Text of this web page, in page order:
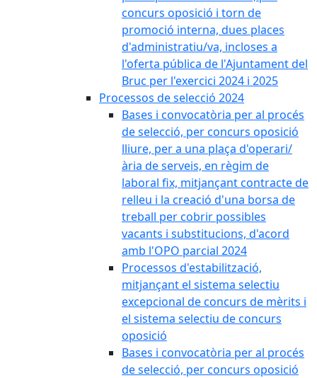
concurs oposició i torn de
promoció interna, dues places
d'administratiu/va, incloses a
l'oferta pública de l'Ajuntament del
Bruc per l'exercici 2024 i 2025
Processos de selecció 2024
Bases i convocatòria per al procés
de selecció, per concurs oposició
lliure, per a una plaça d'operari/
ària de serveis, en règim de
laboral fix, mitjançant contracte de
relleu i la creació d'una borsa de
treball per cobrir possibles
vacants i substitucions, d'acord
amb l'OPO parcial 2024
Processos d'estabilització,
mitjançant el sistema selectiu
excepcional de concurs de mèrits i
el sistema selectiu de concurs
oposició
Bases i convocatòria per al procés
de selecció, per concurs oposició